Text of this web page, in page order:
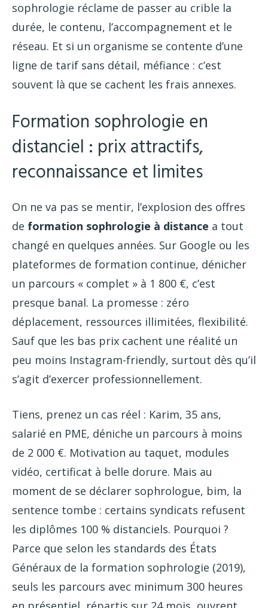
sophrologie réclame de passer au crible la
durée, le contenu, l’accompagnement et le
réseau. Et si un organisme se contente d’une
ligne de tarif sans détail, méfiance : c’est
souvent là que se cachent les frais annexes.
Formation sophrologie en
distanciel : prix attractifs,
reconnaissance et limites
On ne va pas se mentir, l’explosion des offres
de formation sophrologie à distance a tout
changé en quelques années. Sur Google ou les
plateformes de formation continue, dénicher
un parcours « complet » à 1 800 €, c’est
presque banal. La promesse : zéro
déplacement, ressources illimitées, flexibilité.
Sauf que les bas prix cachent une réalité un
peu moins Instagram-friendly, surtout dès qu’il
s’agit d’exercer professionnellement.
Tiens, prenez un cas réel : Karim, 35 ans,
salarié en PME, déniche un parcours à moins
de 2 000 €. Motivation au taquet, modules
vidéo, certificat à belle dorure. Mais au
moment de se déclarer sophrologue, bim, la
sentence tombe : certains syndicats refusent
les diplômes 100 % distanciels. Pourquoi ?
Parce que selon les standards des États
Généraux de la formation sophrologie (2019),
seuls les parcours avec minimum 300 heures